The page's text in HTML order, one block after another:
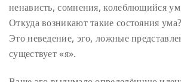
ненависть, сомнения, колеблющийся ум
Откуда возникают такие состояния
Это неведение, эго, ложные
существует «я».